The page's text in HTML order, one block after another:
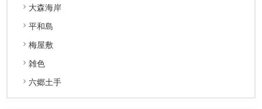
大森海岸
平和島
梅屋敷
雑色
六郷土手